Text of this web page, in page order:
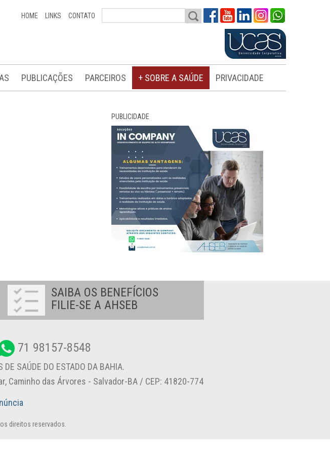
HOME LINKS CONTATO
PUBLICAÇÕES PARCEIROS + SOBRE A SAÚDE PRIVACIDADE
PUBLICIDADE
SAIBA OS BENEFÍCIOS
FILIE-SE A AHSEB
71 98157-8548
SAÚDE DO ESTADO DA BAHIA.
Caminho das Árvores - Salvador-BA / CEP: 41820-774
direitos reservados.